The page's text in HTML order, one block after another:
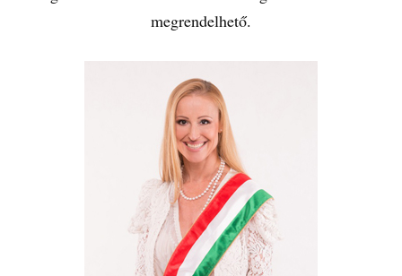
megrendelhető.